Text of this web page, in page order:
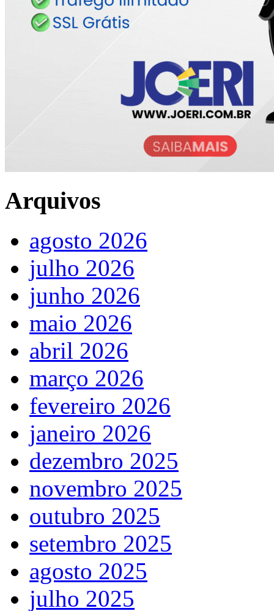
Arquivos
agosto 2026
julho 2026
junho 2026
maio 2026
abril 2026
março 2026
fevereiro 2026
janeiro 2026
dezembro 2025
novembro 2025
outubro 2025
setembro 2025
agosto 2025
julho 2025